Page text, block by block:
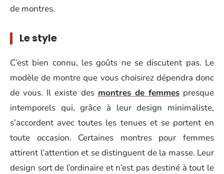
de montres.
Le style
C’est bien connu, les goûts ne se discutent pas. Le
modèle de montre que vous choisirez dépendra donc
de vous. Il existe des montres de femmespresque
intemporels qui, grâce à leur design minimaliste,
s’accordent avec toutes les tenues et se portent en
toute occasion. Certaines montres pour femmes
attirent l’attention et se distinguent de la masse. Leur
design sort de l’ordinaire et n’est pas destiné à tout le